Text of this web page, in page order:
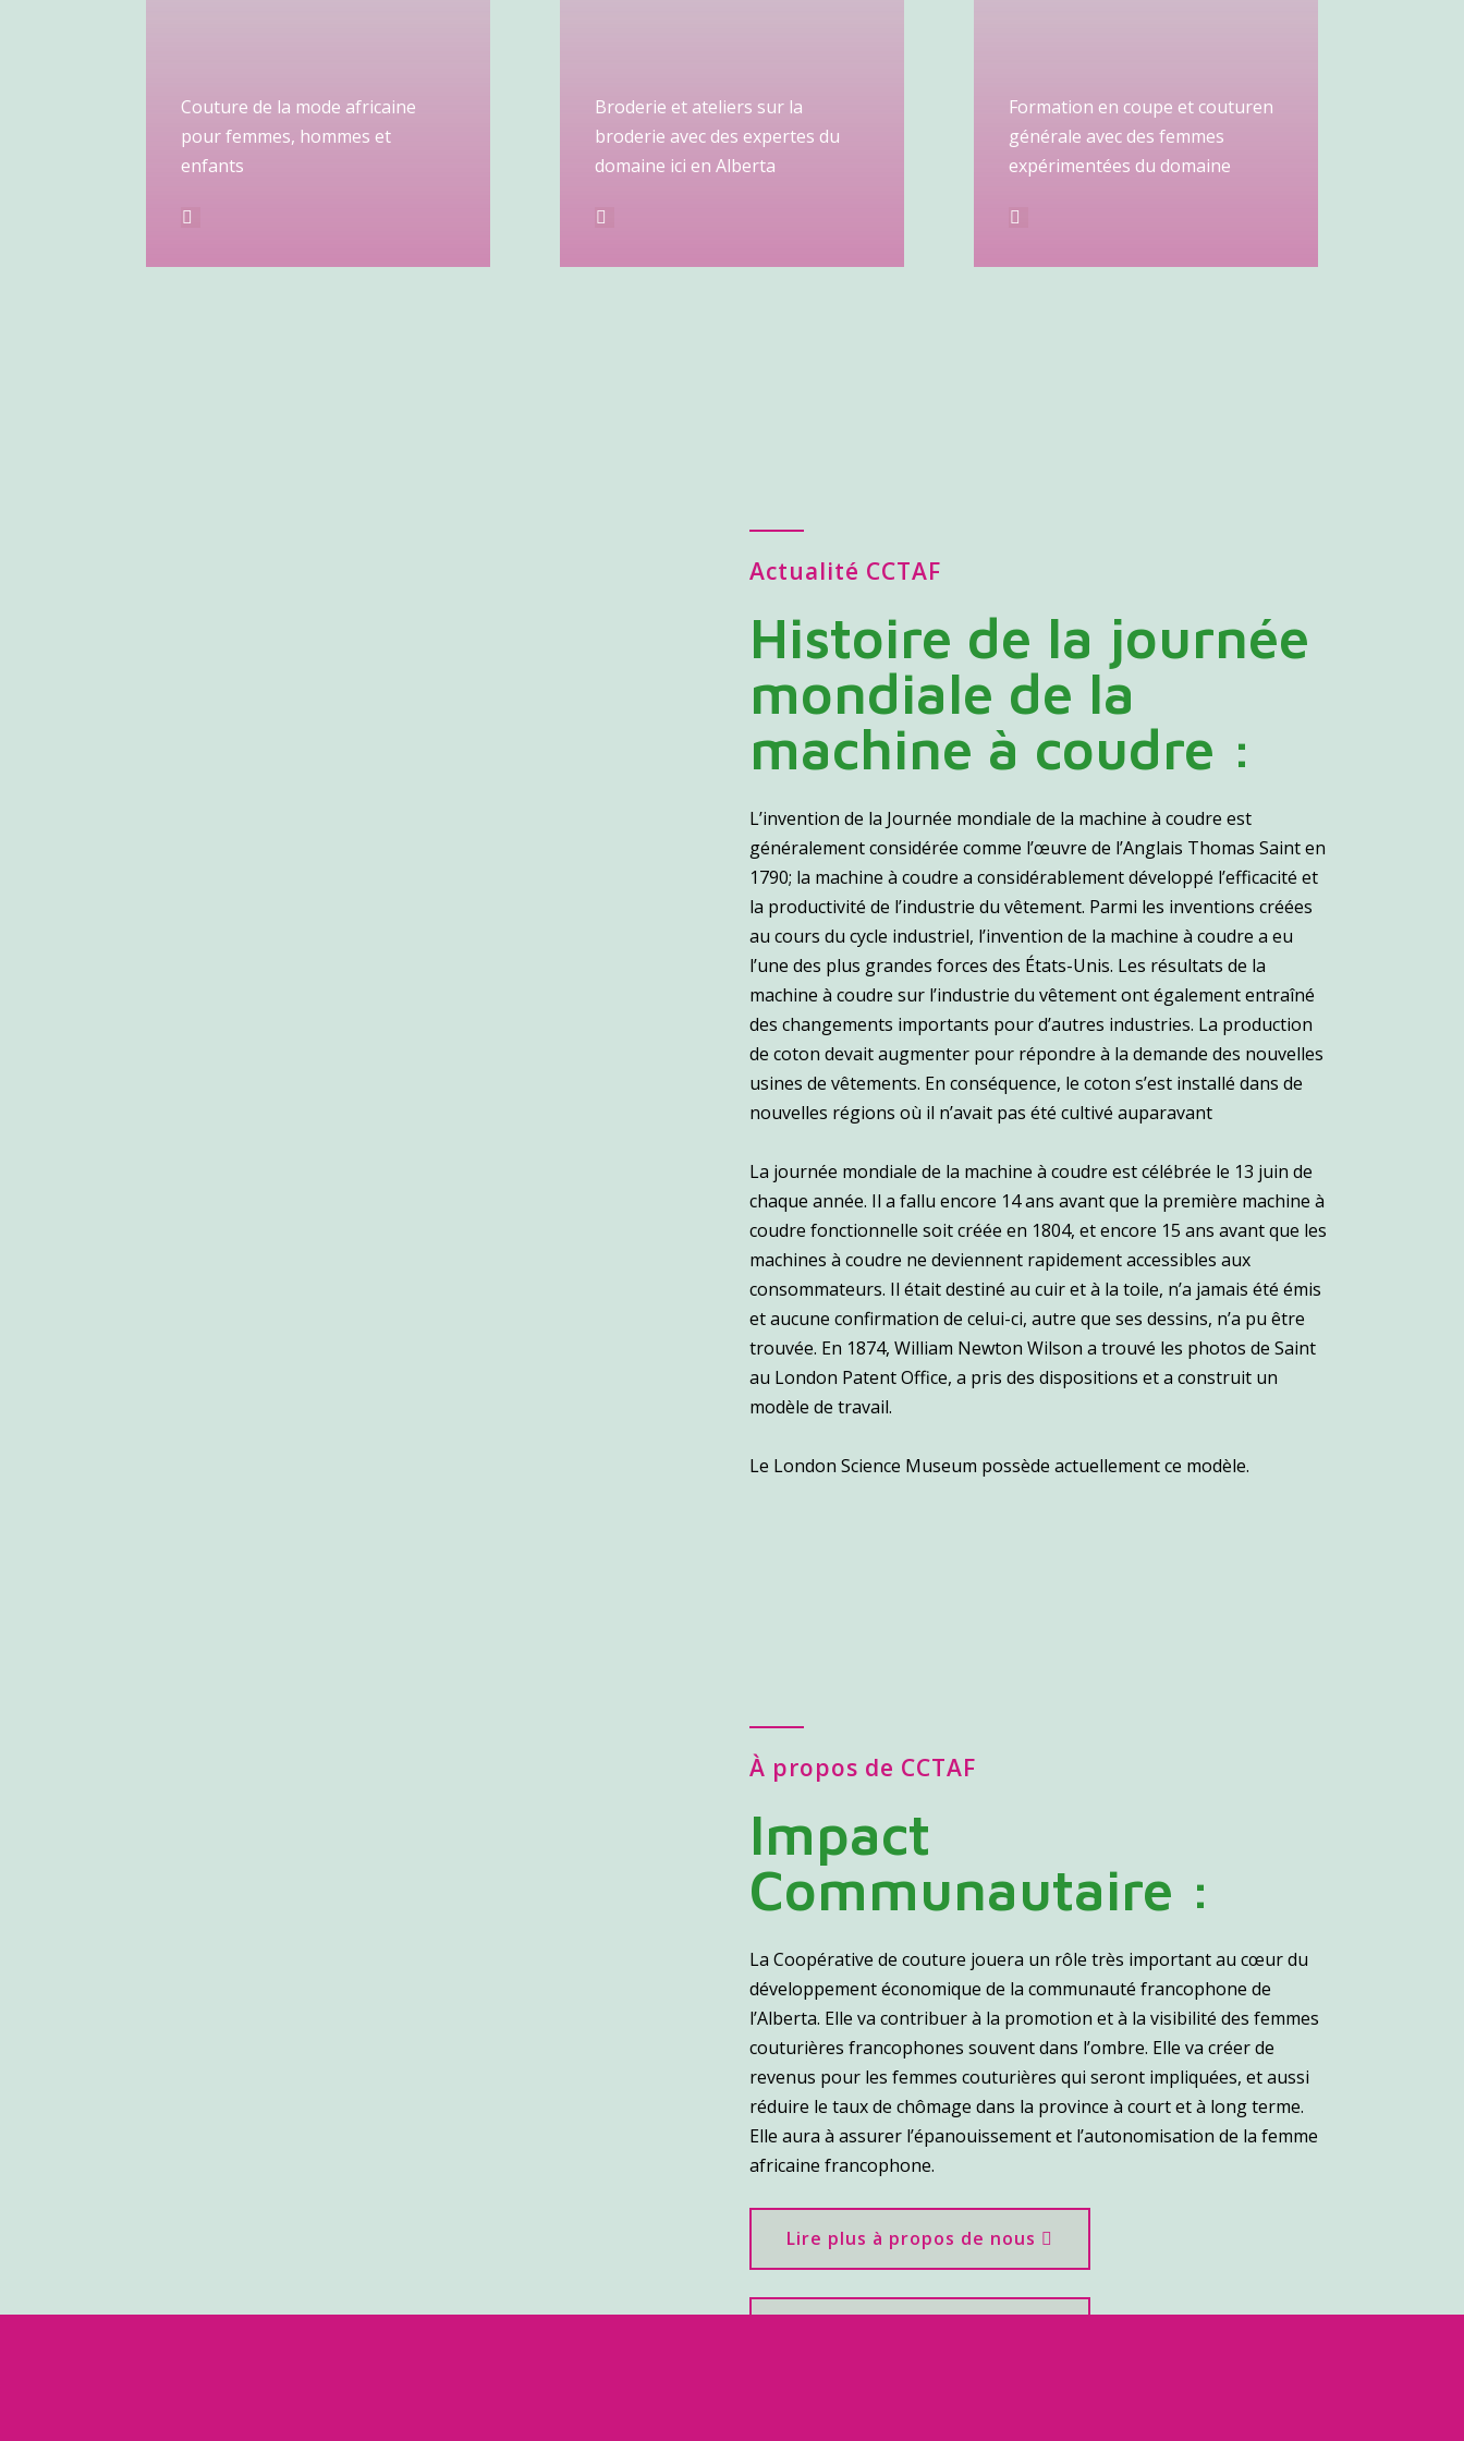
Couture de la mode africaine
pour femmes, hommes et
enfants
Broderie et ateliers sur la
broderie avec des expertes du
domaine ici en Alberta
Formation en coupe et couturen
générale avec des femmes
expérimentées du domaine
Actualité CCTAF
Histoire de la journée
mondiale de la
machine à coudre :
L’invention de la Journée mondiale de la machine à coudre est
généralement considérée comme l’œuvre de l’Anglais Thomas Saint en
1790; la machine à coudre a considérablement développé l’efficacité et
la productivité de l’industrie du vêtement. Parmi les inventions créées
au cours du cycle industriel, l’invention de la machine à coudre a eu
l’une des plus grandes forces des États-Unis. Les résultats de la
machine à coudre sur l’industrie du vêtement ont également entraîné
des changements importants pour d’autres industries. La production
de coton devait augmenter pour répondre à la demande des nouvelles
usines de vêtements. En conséquence, le coton s’est installé dans de
nouvelles régions où il n’avait pas été cultivé auparavant
La journée mondiale de la machine à coudre est célébrée le 13 juin de
chaque année. Il a fallu encore 14 ans avant que la première machine à
coudre fonctionnelle soit créée en 1804, et encore 15 ans avant que les
machines à coudre ne deviennent rapidement accessibles aux
consommateurs. Il était destiné au cuir et à la toile, n’a jamais été émis
et aucune confirmation de celui-ci, autre que ses dessins, n’a pu être
trouvée. En 1874, William Newton Wilson a trouvé les photos de Saint
au London Patent Office, a pris des dispositions et a construit un
modèle de travail.
Le London Science Museum possède actuellement ce modèle.
À propos de CCTAF
Impact
Communautaire :
La Coopérative de couture jouera un rôle très important au cœur du
développement économique de la communauté francophone de
l’Alberta. Elle va contribuer à la promotion et à la visibilité des femmes
couturières francophones souvent dans l’ombre. Elle va créer de
revenus pour les femmes couturières qui seront impliquées, et aussi
réduire le taux de chômage dans la province à court et à long terme.
Elle aura à assurer l’épanouissement et l’autonomisation de la femme
africaine francophone.
Lire plus à propos de nous